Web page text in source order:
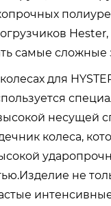
самые сложные
для
несущей
колеса,
не